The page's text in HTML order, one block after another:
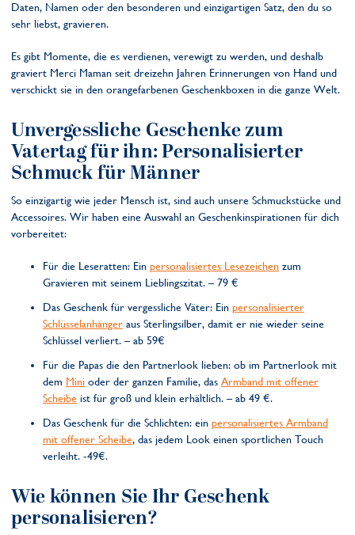
Daten, Namen oder den besonderen und einzigartigen Satz, den du so
sehr liebst, gravieren.
Es gibt Momente, die es verdienen, verewigt zu werden, und deshalb
graviert Merci Maman seit dreizehn Jahren Erinnerungen von Hand und
verschickt sie in den orangefarbenen Geschenkboxen in die ganze Welt.
Unvergessliche Geschenke zum
Vatertag für ihn: Personalisierter
Schmuck für Männer
So einzigartig wie jeder Mensch ist, sind auch unsere Schmuckstücke und
Accessoires. Wir haben eine Auswahl an Geschenkinspirationen für dich
vorbereitet:
Für die Leseratten: Ein personalisiertes Lesezeichen zum
Gravieren mit seinem Lieblingszitat. – 79 €
Das Geschenk für vergessliche Väter: Ein personalisierter
Schlüsselanhänger aus Sterlingsilber, damit er nie wieder seine
Schlüssel verliert. – ab 59€
Für die Papas die den Partnerlook lieben: ob im Partnerlook mit
dem Mini oder der ganzen Familie, das Armband mit offener
Scheibe ist für groß und klein erhältlich. – ab 49 €.
Das Geschenk für die Schlichten: ein personalisiertes Armband
mit offener Scheibe, das jedem Look einen sportlichen Touch
verleiht. -49€.
Wie können Sie Ihr Geschenk
personalisieren?